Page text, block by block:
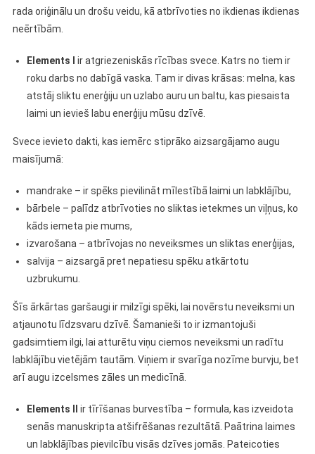
rada oriģinālu un drošu veidu, kā atbrīvoties no ikdienas ikdienas
neērtībām.
Elements I
ir atgriezeniskās rīcības svece. Katrs no tiem ir
roku darbs no dabīgā vaska. Tam ir divas krāsas: melna, kas
atstāj sliktu enerģiju un uzlabo auru un baltu, kas piesaista
laimi un ievieš labu enerģiju mūsu dzīvē.
Svece ievieto dakti, kas iemērc stiprāko aizsargājamo augu
maisījumā:
mandrake – ir spēks pievilināt mīlestībā laimi un labklājību,
bārbele – palīdz atbrīvoties no sliktas ietekmes un viļņus, ko
kāds iemeta pie mums,
izvarošana – atbrīvojas no neveiksmes un sliktas enerģijas,
salvija – aizsargā pret nepatiesu spēku atkārtotu
uzbrukumu.
Šīs ārkārtas garšaugi ir milzīgi spēki, lai novērstu neveiksmi un
atjaunotu līdzsvaru dzīvē. Šamanieši to ir izmantojuši
gadsimtiem ilgi, lai atturētu viņu ciemos neveiksmi un radītu
labklājību vietējām tautām. Viņiem ir svarīga nozīme burvju, bet
arī augu izcelsmes zāles un medicīnā.
Elements II
ir tīrīšanas burvestība – formula, kas izveidota
senās manuskripta atšifrēšanas rezultātā. Paātrina laimes
un labklājības pievilcību visās dzīves jomās. Pateicoties